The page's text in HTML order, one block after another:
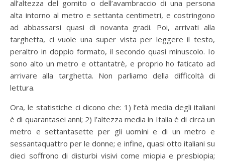
all’altezza del gomito o dell’avambraccio di una persona
alta intorno al metro e settanta centimetri, e costringono
ad abbassarsi quasi di novanta gradi. Poi, arrivati alla
targhetta, ci vuole una super vista per leggere il testo,
peraltro in doppio formato, il secondo quasi minuscolo. Io
sono alto un metro e ottantatrè, e proprio ho faticato ad
arrivare alla targhetta. Non parliamo della difficoltà di
lettura.
Ora, le statistiche ci dicono che: 1) l’età media degli italiani
è di quarantasei anni; 2) l’altezza media in Italia è di circa un
metro e settantasette per gli uomini e di un metro e
sessantaquattro per le donne; e infine, quasi otto italiani su
dieci soffrono di disturbi visivi come miopia e presbiopia;